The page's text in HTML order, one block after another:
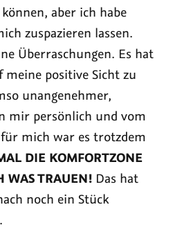
aber ich habe
zuspazieren lassen.
Überraschungen. Es hat
positive Sicht zu
unangenehmer,
mir persönlich und vom
mich war es trotzdem
DIE KOMFORTZONE
WAS TRAUEN! Das hat
noch ein Stück